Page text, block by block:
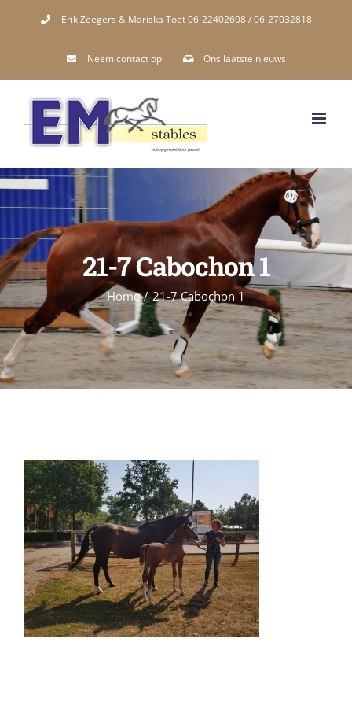
Erik Zeegers & Mariska Toet 06-22402608 / 06-27032818
Neem contact op Ons laatste nieuws
21-7 Cabochon 1
Home / 21-7 Cabochon 1